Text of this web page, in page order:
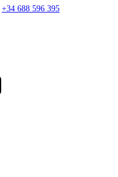
+34 688 596 395